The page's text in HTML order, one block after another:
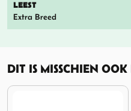
LEEST
Extra Breed
DIT IS MISSCHIEN OOK